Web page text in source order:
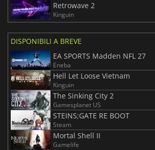
Retrowave 2
Kinguin
DISPONIBILI A BREVE
EA SPORTS Madden NFL 27
Eneba
Hell Let Loose Vietnam
Kinguin
The Sinking City 2
Gamesplanet US
STEINS;GATE RE BOOT
Steam
Mortal Shell II
Gamelife